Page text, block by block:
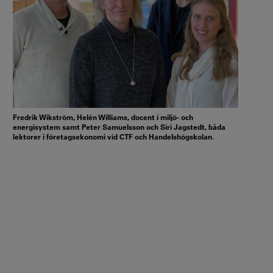
Fredrik Wikström, Helén Williams, docent i miljö- och
energisystem samt Peter Samuelsson och Siri Jagstedt, båda
lektorer i företagsekonomi vid CTF och Handelshögskolan.